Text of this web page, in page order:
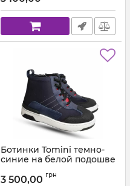
Ботинки Tomini темно-
синие на белой подошве
Артикул: 076.11 (31-40)
3 500,00 грн